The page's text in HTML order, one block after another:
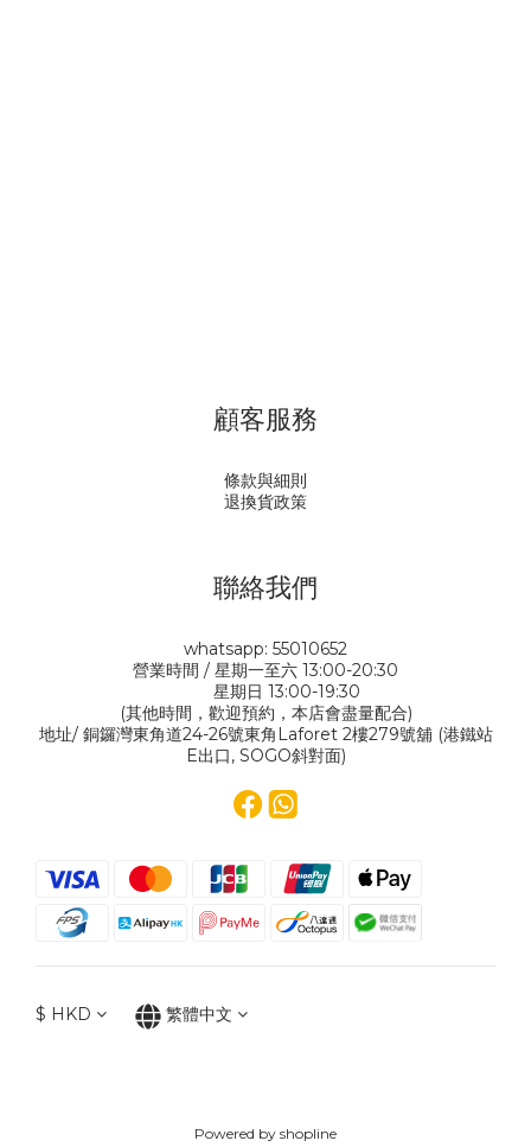
顧客服務
條款與細則
退換貨政策
聯絡我們
whatsapp: 55010652
營業時間 / 星期一至六 13:00-20:30
星期日 13:00-19:30
(其他時間，歡迎預約，本店會盡量配合)
地址/ 銅鑼灣東角道24-26號東角Laforet 2樓279號舖 (港鐵站
E出口, SOGO斜對面)
$ HKD 繁體中文
Powered by shopline